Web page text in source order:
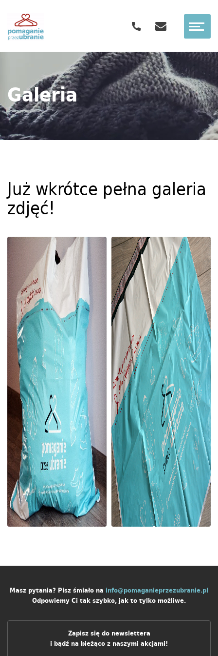
Galeria
Już wkrótce pełna galeria
zdjęć!
Masz pytania? Pisz śmiało na info@pomaganieprzezubranie.pl
Odpowiemy Ci tak szybko, jak to tylko możliwe.
Zapisz się do newslettera
i bądź na bieżąco z naszymi akcjami!